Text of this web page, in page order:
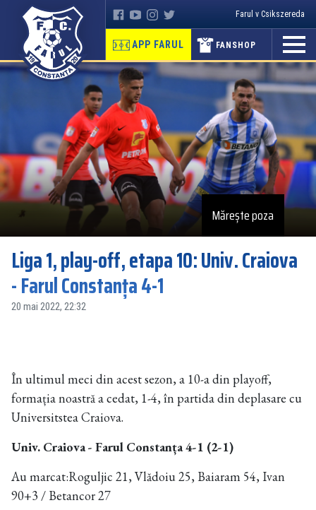
Farul v Csikszereda
APP FARUL FANSHOP
Mărește poza
Liga 1, play-off, etapa 10: Univ. Craiova
- Farul Constanța 4-1
20 mai 2022, 22:32
În ultimul meci din acest sezon, a 10-a din playoff,
formația noastră a cedat, 1-4, în partida din deplasare cu
Universitstea Craiova.
Univ. Craiova - Farul Constanța 4-1 (2-1)
Au marcat:Roguljic 21, Vlădoiu 25, Baiaram 54, Ivan
90+3 / Betancor 27